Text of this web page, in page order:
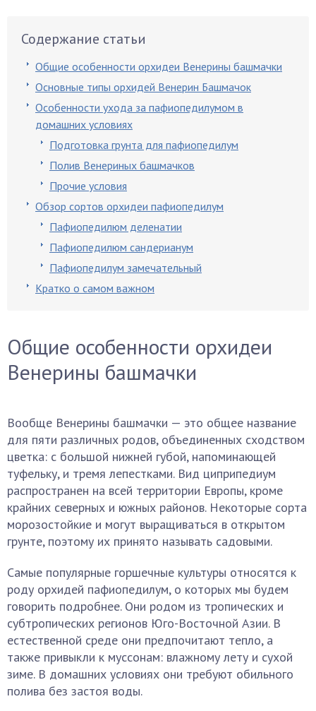
Содержание статьи
Общие особенности орхидеи Венерины башмачки
Основные типы орхидей Венерин Башмачок
Особенности ухода за пафиопедилумом в
домашних условиях
Подготовка грунта для пафиопедилум
Полив Венериных башмачков
Прочие условия
Обзор сортов орхидеи пафиопедилум
Пафиопедилюм деленатии
Пафиопедилюм сандерианум
Пафиопедилум замечательный
Кратко о самом важном
Общие особенности орхидеи
Венерины башмачки
Вообще Венерины башмачки — это общее название
для пяти различных родов, объединенных сходством
цветка: с большой нижней губой, напоминающей
туфельку, и тремя лепестками. Вид циприпедиум
распространен на всей территории Европы, кроме
крайних северных и южных районов. Некоторые сорта
морозостойкие и могут выращиваться в открытом
грунте, поэтому их принято называть садовыми.
Самые популярные горшечные культуры относятся к
роду орхидей пафиопедилум, о которых мы будем
говорить подробнее. Они родом из тропических и
субтропических регионов Юго-Восточной Азии. В
естественной среде они предпочитают тепло, а
также привыкли к муссонам: влажному лету и сухой
зиме. В домашних условиях они требуют обильного
полива без застоя воды.